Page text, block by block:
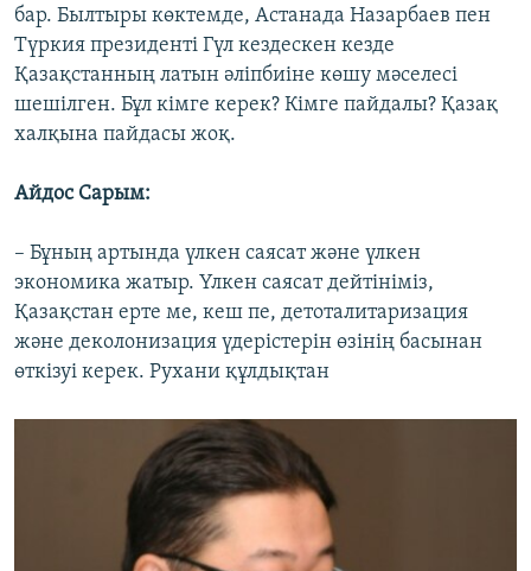
бар. Былтыры көктемде, Астанада Назарбаев пен
Түркия президенті Гүл кездескен кезде
Қазақстанның латын әліпбиіне көшу мәселесі
шешілген. Бұл кімге керек? Кімге пайдалы? Қазақ
халқына пайдасы жоқ.
Айдос Сарым:
– Бұның артында үлкен саясат және үлкен
экономика жатыр. Үлкен саясат дейтініміз,
Қазақстан ерте ме, кеш пе, детоталитаризация
және деколонизация үдерістерін өзінің басынан
өткізуі керек. Рухани құлдықтан